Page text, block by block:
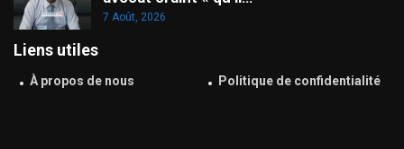
7 Août, 2026
Liens utiles
À propos de nous Politique de confidentialité